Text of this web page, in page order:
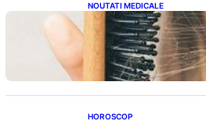
NOUTATI MEDICALE
Semnele unei
Impactul asupra
HOROSCOP